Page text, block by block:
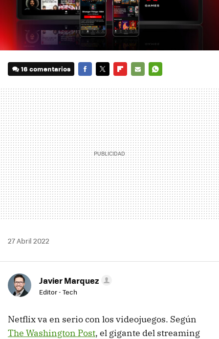
16 comentarios
MAIL
27 Abril 2022
Javier Marquez
Editor - Tech
Netflix va en serio con los videojuegos. Según
The Washington Post, el gigante del streaming